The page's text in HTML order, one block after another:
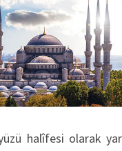
halîfesi olarak